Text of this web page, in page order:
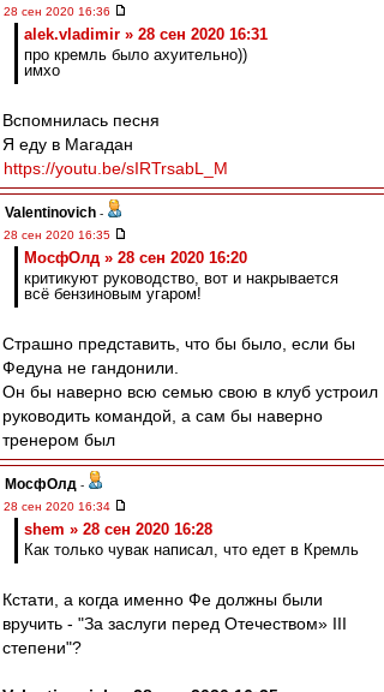
28 сен 2020 16:36
alek.vladimir » 28 сен 2020 16:31
про кремль было ахуительно))
имхо
Вспомнилась песня
Я еду в Магадан
https://youtu.be/sIRTrsabL_M
Valentinovich -
28 сен 2020 16:35
МосфОлд » 28 сен 2020 16:20
критикуют руководство, вот и накрывается
всё бензиновым угаром!
Страшно представить, что бы было, если бы
Федуна не гандонили.
Он бы наверно всю семью свою в клуб устроил
руководить командой, а сам бы наверно
тренером был
МосфОлд -
28 сен 2020 16:34
shem » 28 сен 2020 16:28
Как только чувак написал, что едет в Кремль
Кстати, а когда именно Фе должны были
вручить - "За заслуги перед Отечеством» III
степени"?